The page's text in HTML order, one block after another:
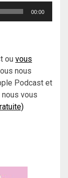
00:00
ou vous
nous
Podcast et
vous